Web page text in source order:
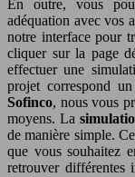
En outre, vous
adéquation avec vos
notre interface pour
cliquer sur la page
effectuer une
projet correspond
Sofinco, nous vous
moyens. La
de manière simple.
que vous souhaitez
retrouver